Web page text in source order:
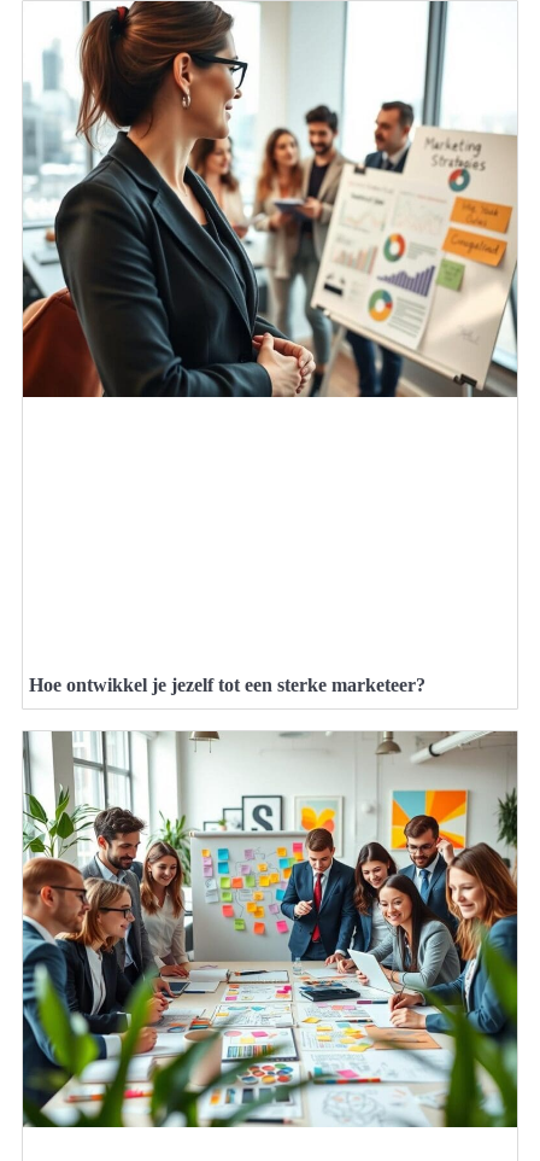
Hoe ontwikkel je jezelf tot een sterke marketeer?